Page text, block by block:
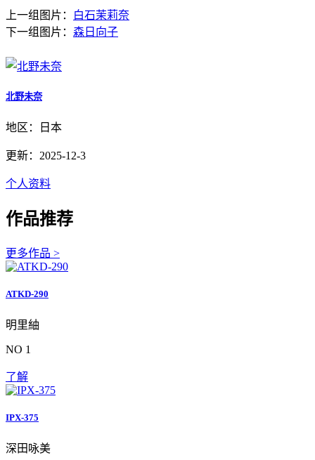
上一组图片：
白石茉莉奈
下一组图片： 森日向子
北野未奈
地区：日本
更新：2025-12-3
个人资料
作品推荐
更多作品 >
ATKD-290
明里紬
NO 1
了解
IPX-375
深田咏美